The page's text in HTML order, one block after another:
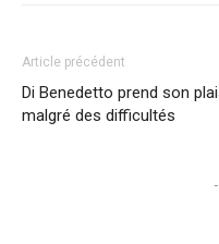
Article précédent
Di Benedetto prend son
malgré des difficultés